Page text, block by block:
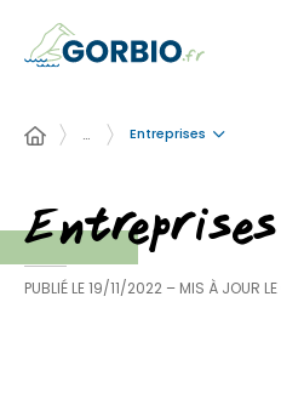
… Entreprises
Entreprises
PUBLIÉ LE19/11/2022 – MIS À JOUR LE